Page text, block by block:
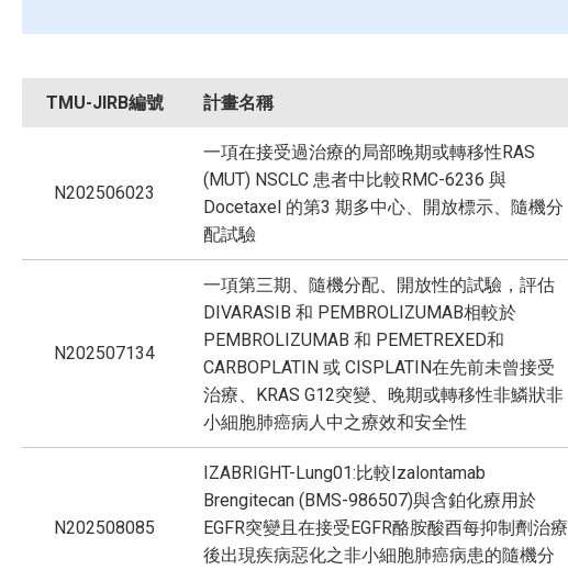
TMU-JIRB編號 計畫名稱
N202506023
一項在接受過治療的局部晚期或轉移性RAS
(MUT) NSCLC 患者中比較RMC-6236 與
Docetaxel 的第3 期多中心、開放標示、隨機分
配試驗
N202507134
一項第三期、隨機分配、開放性的試驗，評估
DIVARASIB 和 PEMBROLIZUMAB相較於
PEMBROLIZUMAB 和 PEMETREXED和
CARBOPLATIN 或 CISPLATIN在先前未曾接受
治療、KRAS G12突變、晚期或轉移性非鱗狀非
小細胞肺癌病人中之療效和安全性
N202508085
IZABRIGHT-Lung01:比較Izalontamab
Brengitecan (BMS-986507)與含鉑化療用於
EGFR突變且在接受EGFR酪胺酸酉每抑制劑治療
後出現疾病惡化之非小細胞肺癌病患的隨機分